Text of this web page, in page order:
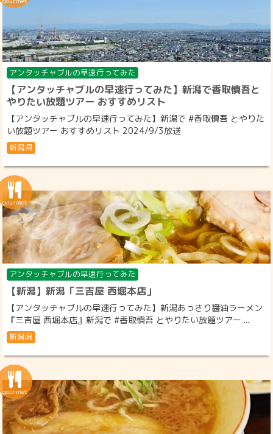
アンタッチャブルの早速行ってみた
【アンタッチャブルの早速行ってみた】新潟で香取慎吾と
やりたい放題ツアー おすすめリスト
【アンタッチャブルの早速行ってみた】新潟で #香取慎吾 とやりた
い放題ツアー おすすめリスト 2024/9/3放送
新潟県
アンタッチャブルの早速行ってみた
【新潟】新潟「三吉屋 西堀本店」
【アンタッチャブルの早速行ってみた】新潟あっさり醤油ラーメン
『三吉屋 西堀本店』新潟で #香取慎吾 とやりたい放題ツアー ...
新潟県